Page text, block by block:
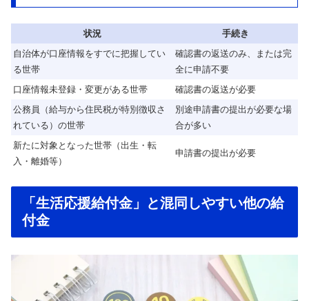
状況
手続き
自治体が口座情報をすでに把握してい
る世帯
確認書の返送のみ、または完
全に申請不要
口座情報未登録・変更がある世帯
確認書の返送が必要
公務員（給与から住民税が特別徴収さ
れている）の世帯
別途申請書の提出が必要な場
合が多い
新たに対象となった世帯（出生・転
入・離婚等）
申請書の提出が必要
「生活応援給付金」と混同しやすい他の給
付金